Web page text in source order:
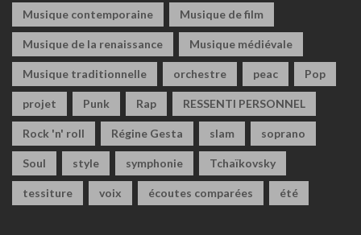
Musique contemporaine Musique de film
Musique de la renaissance Musique médiévale
Musique traditionnelle orchestre peac Pop
projet Punk Rap RESSENTI PERSONNEL
Rock 'n' roll Régine Gesta slam soprano
Soul style symphonie Tchaïkovsky
tessiture voix écoutes comparées été